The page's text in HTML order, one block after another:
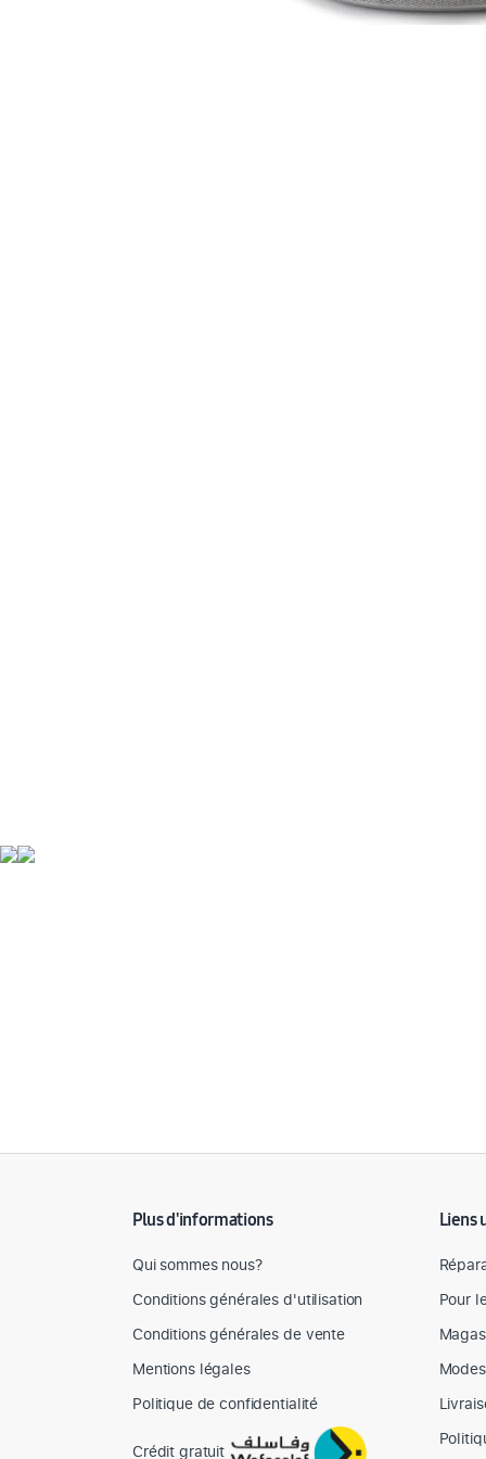
Plus d'informations
Qui sommes nous?
Conditions générales d'utilisation
Conditions générales de vente
Mentions légales
Politique de confidentialité
Crédit gratuit
Liens
Pour